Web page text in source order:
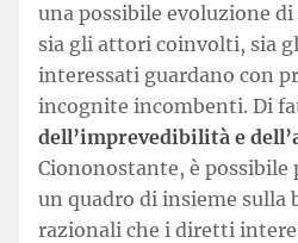
una possibile evoluzione
sia gli attori coinvolti, sia
interessati guardano con
incognite incombenti. Di
dell’imprevedibilità e
Ciononostante, è possibile
un quadro di insieme sulla
razionali che i diretti